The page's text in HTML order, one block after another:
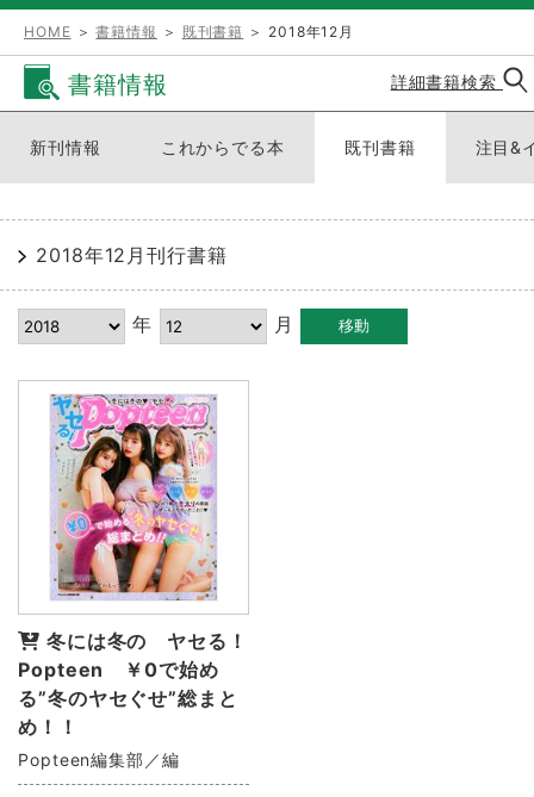
HOME ＞書籍情報 ＞ 既刊書籍 ＞ 2018年12月
書籍情報 詳細書籍検索
新刊情報 これからでる本 既刊書籍 注目&
2018年12月刊行書籍
年 月
冬には冬の ヤセる！
Popteen ￥0で始め
る”冬のヤセぐせ”総まと
め！！
Popteen編集部／編